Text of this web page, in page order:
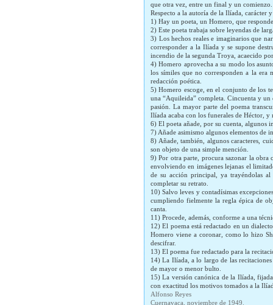
que otra vez, entre un final y un
Respecto a la autoría de la Ilíada, carácter
1) Hay un poeta, un Homero, que
2) Este poeta trabaja sobre leyendas de
3) Los hechos reales e imaginarios que
corresponder a la Ilíada y se supone
incendio de la segunda Troya, acaecido
4) Homero aprovecha a su modo los
los símiles que no corresponden a la era
redacción poética.
5) Homero escoge, en el conjunto de los
una “Aquileida” completa. Cincuenta y un
pasión. La mayor parte del poema
Ilíada acaba con los funerales de Héctor,
6) El poeta añade, por su cuenta, algunos
7) Añade asimismo algunos elementos de
8) Añade, también, algunos caracteres,
son objeto de una simple mención.
9) Por otra parte, procura sazonar la obra
envolviendo en imágenes lejanas el
de su acción principal, ya trayéndolas al
completar su retrato.
10) Salvo leves y contadísimas
cumpliendo fielmente la regla épica de
canta.
11) Procede, además, conforme a una
12) El poema está redactado en un
Homero viene a coronar, como lo hizo
descifrar.
13) El poema fue redactado para la
14) La Ilíada, a lo largo de las
de mayor o menor bulto.
15) La versión canónica de la Ilíada,
con exactitud los motivos tomados a la
Alfonso Reyes
Cuernavaca, noviembre de 1949.